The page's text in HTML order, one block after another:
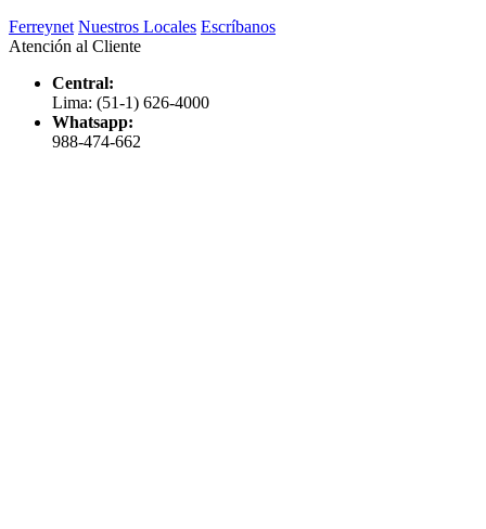
Ferreynet Nuestros Locales Escríbanos
Atención al Cliente
Central:
Lima: (51-1) 626-4000
Whatsapp:
988-474-662